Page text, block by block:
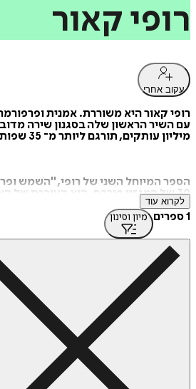
רופי קאור
עקוב אחרי
רופי קאור היא משוררת. אמנית
מיליון עותקים, תורגם ליותר מ־ 35 שפות, וכיכב בראש רשימת רבי־המכר של הניו יורק טיימס במשך יותר ממאה שבועות ברצף.
30 של המגזין פורבס. היא העורכת של האנתולגיה הספרותית mays של כותבים חדשים באוניברסיטאות אוקספורד וקיימברידג' לשנת 2016 , ומופיעה וברשימת bbc's 100 women.
לקרוא עוד
1 ספרים מיון וסינון